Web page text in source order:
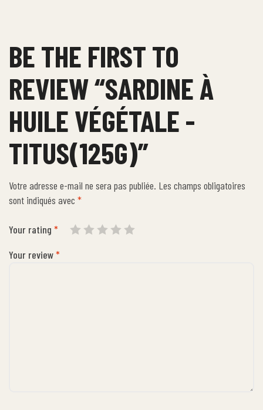
BE THE FIRST TO
REVIEW “SARDINE À
HUILE VÉGÉTALE -
TITUS(125G)”
Votre adresse e-mail ne sera pas publiée. Les champs obligatoires
sont indiqués avec *
Your rating *
Your review*